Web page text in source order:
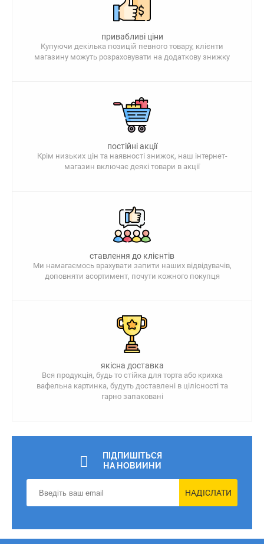
привабливі ціни
Купуючи декілька позицій певного товару, клієнти
магазину можуть розраховувати на додаткову знижку
постійні акції
Крім низьких цін та наявності знижок, наш інтернет-
магазин включає деякі товари в акції
ставлення до клієнтів
Ми намагаємось врахувати запити наших відвідувачів,
доповняти асортимент, почути кожного покупця
якісна доставка
Вся продукція, будь то стійка для торта або крихка
вафельна картинка, будуть доставлені в цілісності та
гарно запаковані
ПІДПИШІТЬСЯ
НА НОВИИНИ
НАДІСЛАТИ